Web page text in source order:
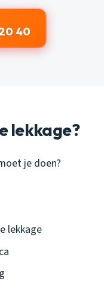
40
lekkage?
je doen?
lekkage